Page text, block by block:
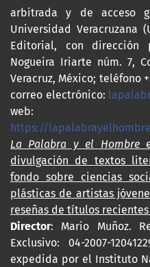
arbitrada y de acceso
Universidad Veracruzana
Editorial, con dirección
Nogueira Iriarte núm. 7,
Veracruz, México; teléfono
correo electrónico:
web:
https://
La Palabra y el Hombre
divulgación de textos
fondo sobre ciencias
plásticas de artistas
reseñas de títulos
Director: Mario Muñoz.
Exclusivo: 04-2007-
expedida por el Instituto